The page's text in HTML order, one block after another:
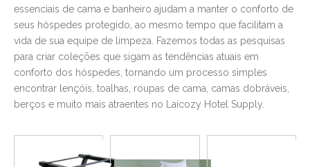
essenciais de cama e banheiro ajudam a manter o conforto de
seus hóspedes protegido, ao mesmo tempo que facilitam a
vida de sua equipe de limpeza. Fazemos todas as pesquisas
para criar coleções que sigam as tendências atuais em
conforto dos hóspedes, tornando um processo simples
encontrar lençóis, toalhas, roupas de cama, camas dobráveis,
berços e muito mais atraentes no Laicozy Hotel Supply.